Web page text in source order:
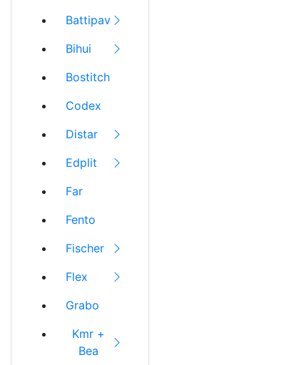
Battipav
Bihui
Bostitch
Codex
Distar
Edplit
Far
Fento
Fischer
Flex
Grabo
Kmr +
Bea